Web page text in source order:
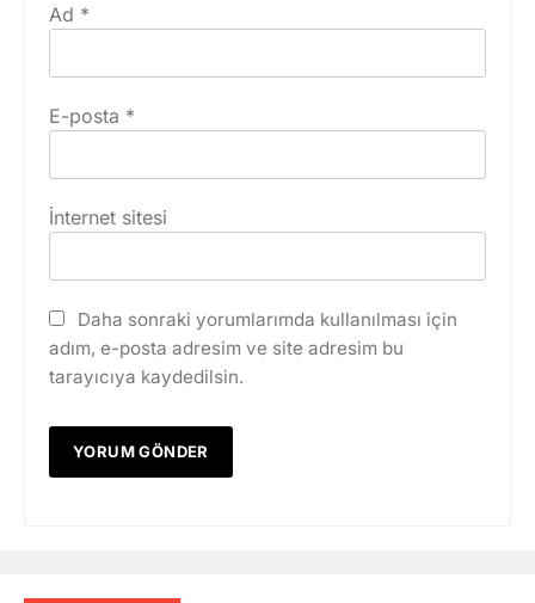
Ad *
E-posta *
İnternet sitesi
Daha sonraki yorumlarımda kullanılması için
adım, e-posta adresim ve site adresim bu
tarayıcıya kaydedilsin.